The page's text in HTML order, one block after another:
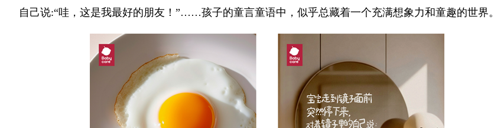
自己说:“哇，这是我最好的朋友！”……孩子的童言童语中，似乎总藏着一个充满想象力和童趣的世界。